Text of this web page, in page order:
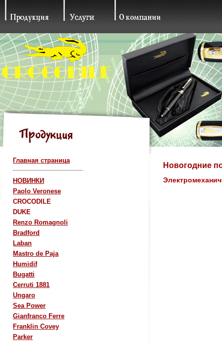
Главная страница
НОВИНКИ
Paolo Veronese
CROCODILE
DUKE
Renzo Romagnoli
Bradford
Laban
Mastro de Paja
Humidif
Bugatti
Cerruti 1881
Ungaro
Sea Power
Gianfranco Ferre
Franklin Covey
Parker
Новогодние